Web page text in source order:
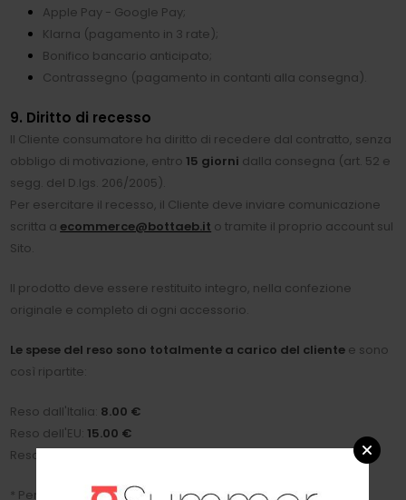
Apple Pay - Google Pay;
Klarna (pagamento in 3 rate);
Bonifico bancario anticipato;
Contrassegno (pagamento in contanti alla consegna).
9. Diritto di recesso
Il Cliente consumatore ha diritto di recedere dal contratto, senza
obbligo di motivazione, entro15 giorni dalla consegna (art. 52 e
segg. del D.lgs. 206/2005).
Per esercitare il recesso, il Cliente deve inviare comunicazione
scritta a ecommerce@bottaeb.it o tramite il proprio account sul
Sito.
Il prodotto deve essere restituito integro, nella confezione
originale e completo di ogni accessorio.
Le spese del reso sono totalmente a carico del cliente e sono
così ripartite:
Reso dall'Italia: 8.00 €
Reso dell'EU:15.00 €
Reso extra-EU:
* Per i resi provenienti da Paesi extra-UE potrebbero essere